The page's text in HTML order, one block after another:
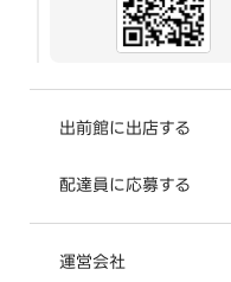
出前館に出店する
配達員に応募する
運営会社